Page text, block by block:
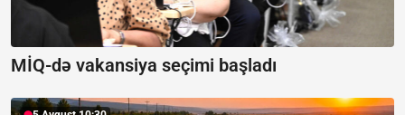
MİQ-də vakansiya seçimi başladı